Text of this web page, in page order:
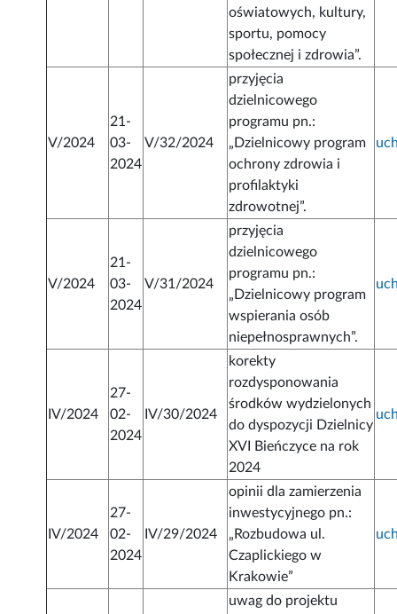
oświatowych, kultury,
sportu, pomocy
społecznej i zdrowia”.
V/2024
21-
03-
2024
V/32/2024
przyjęcia
dzielnicowego
programu pn.:
„Dzielnicowy program
ochrony zdrowia i
profilaktyki
zdrowotnej”.
V/2024
21-
03-
2024
V/31/2024
przyjęcia
dzielnicowego
programu pn.:
„Dzielnicowy program
wspierania osób
niepełnosprawnych”.
IV/2024
27-
02-
2024
IV/30/2024
korekty
rozdysponowania
środków wydzielonych
do dyspozycji Dzielnicy
XVI Bieńczyce na rok
2024
IV/2024
27-
02-
2024
IV/29/2024
opinii dla zamierzenia
inwestycyjnego pn.:
„Rozbudowa ul.
Czaplickiego w
Krakowie”
uwag do projektu